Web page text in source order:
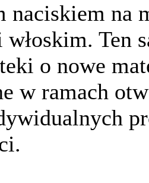
naciskiem na
Ten
o nowe
w ramach